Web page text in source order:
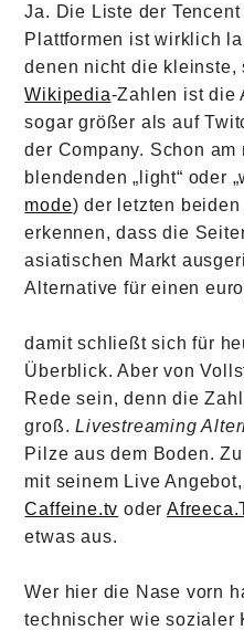
Ja. Die Liste der
Plattformen ist wirklich
denen nicht die kleinste,
Wikipedia-Zahlen ist die
sogar größer als auf
der Company. Schon am
blendenden „light“ oder
mode) der letzten
erkennen, dass die
asiatischen Markt
Alternative für einen
damit schließt sich für
Überblick. Aber von
Rede sein, denn die
groß.Livestreaming
Pilze aus dem Boden.
mit seinem Live
Caffeine.tv oder
etwas aus.
Wer hier die Nase vorn
technischer wie sozialer